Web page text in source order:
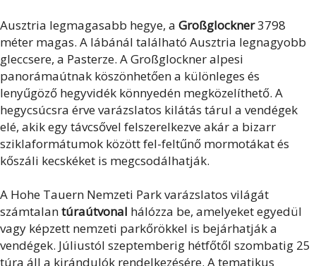
Ausztria legmagasabb hegye, a Großglockner3798
méter magas. A lábánál található Ausztria legnagyobb
gleccsere, a Pasterze. A Großglockner alpesi
panorámaútnak köszönhetően a különleges és
lenyűgöző hegyvidék könnyedén megközelíthető. A
hegycsúcsra érve varázslatos kilátás tárul a vendégek
elé, akik egy távcsővel felszerelkezve akár a bizarr
sziklaformátumok között fel-feltűnő mormotákat és
kőszáli kecskéket is megcsodálhatják.
A Hohe Tauern Nemzeti Park varázslatos világát
számtalantúraútvonal hálózza be, amelyeket egyedül
vagy képzett nemzeti parkőrökkel is bejárhatják a
vendégek. Júliustól szeptemberig hétfőtől szombatig 25
túra áll a kirándulók rendelkezésére. A tematikus